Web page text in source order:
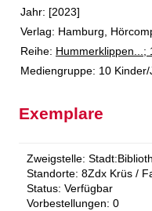
Jahr: [2023]
Verlag: Hamburg,
Reihe: Hummerklippen...;
Mediengruppe: 10
Exemplare
Zweigstelle:
Standorte: 8Zdx Krüs /
Status: Verfügbar
Vorbestellungen: 0